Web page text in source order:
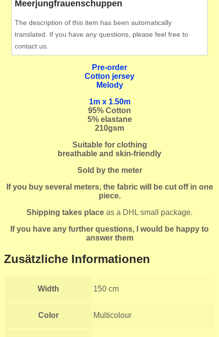
Meerjungfrauenschuppen
The description of this item has been automatically
translated. If you have any questions, please feel free to
contact us.
Pre-order
Cotton jersey
Melody
1m x 1.50m
95% Cotton
5% elastane
210gsm
Suitable for clothing
breathable and skin-friendly
Sold by the meter
If you buy several meters, the fabric will be cut off in one
piece.
Shipping takes place as a DHL small package.
If you have any further questions, I would be happy to
answer them
Zusätzliche Informationen
Width 150 cm
Color Multicolour